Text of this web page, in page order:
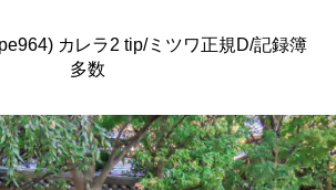
カレラ2 tip/ミツワ正規D/記録簿
多数